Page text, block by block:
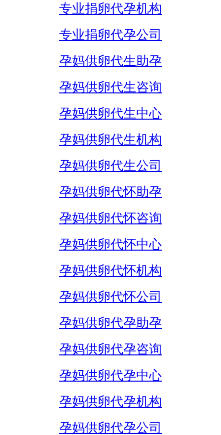
专业捐卵代孕机构
专业捐卵代孕公司
孕妈供卵代生助孕
孕妈供卵代生咨询
孕妈供卵代生中心
孕妈供卵代生机构
孕妈供卵代生公司
孕妈供卵代怀助孕
孕妈供卵代怀咨询
孕妈供卵代怀中心
孕妈供卵代怀机构
孕妈供卵代怀公司
孕妈供卵代孕助孕
孕妈供卵代孕咨询
孕妈供卵代孕中心
孕妈供卵代孕机构
孕妈供卵代孕公司